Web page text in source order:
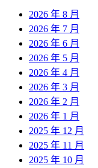
2026 年 8 月
2026 年 7 月
2026 年 6 月
2026 年 5 月
2026 年 4 月
2026 年 3 月
2026 年 2 月
2026 年 1 月
2025 年 12 月
2025 年 11 月
2025 年 10 月